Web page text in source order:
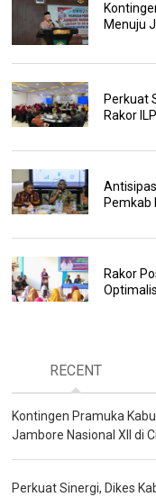
Menuju
Perkuat
Rakor ILP
Pemkab
Rakor
RECENT
Kontingen Pramuka
Jambore Nasional XII di
Perkuat Sinergi, Dikes